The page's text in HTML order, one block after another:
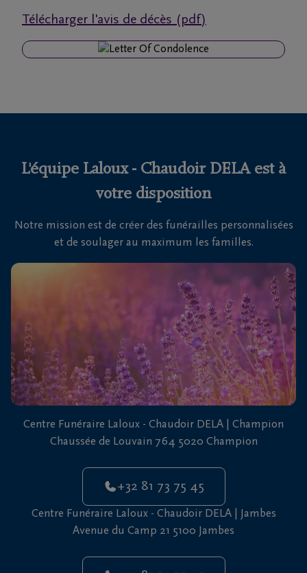
de
funéraires
fréquemment
Nous
sommes
là pour
75
45
Télécharger l'avis de décès (pdf)
L'équipe Laloux - Chaudoir DELA est à
votre disposition
Notre mission est de créer des funérailles personnalisées
et de soulager au maximum les familles.
Centre Funéraire Laloux - Chaudoir DELA | Champion
Chaussée de Louvain 764 5020 Champion
+32 81 73 75 45
Centre Funéraire Laloux - Chaudoir DELA | Jambes
Avenue du Camp 21 5100 Jambes